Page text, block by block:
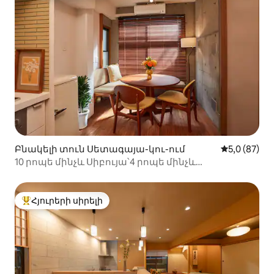
Բնակելի տուն Սետագայա-կու-ում Միջին
5,0 (87)
10 րոպե մինչև Սիբույա՝4 րոպե մինչև
Հյուրերի սիրելի լավագույն տները
Հյուրերի սիրելի